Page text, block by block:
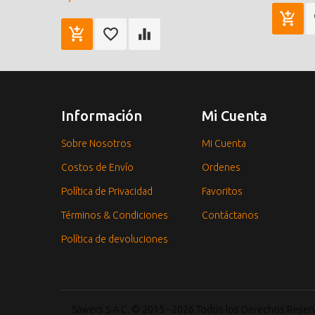
Información
Sobre Nosotros
Costos de Envío
Política de Privacidad
Términos & Condiciones
Política de devoluciones
Mi Cuenta
Mi Cuenta
Ordenes
Favoritos
Contáctanos